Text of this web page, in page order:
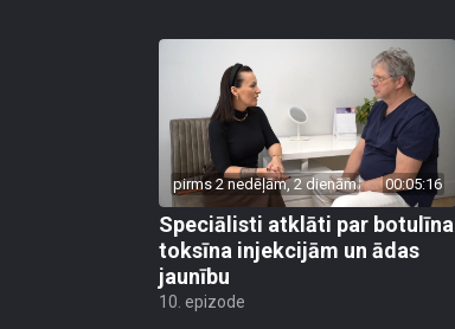
pirms 2 nedēļām, 2 dienām 00:05:16
Speciālisti atklāti par botulīna
toksīna injekcijām un ādas
jaunību
10. epizode